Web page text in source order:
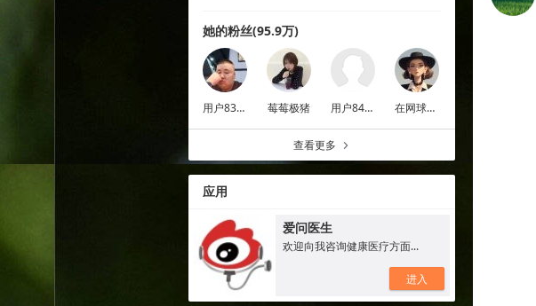
她的粉丝(95.9万)
用户8383276427 莓莓极猪 用户8405492632 在网球馆闻花香的小鸟
查看更多 a
应用
爱问医生
欢迎向我咨询健康医疗方面...
进入